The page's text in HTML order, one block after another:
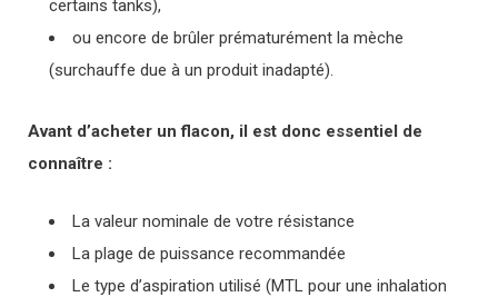
certains tanks),
ou encore de brûler prématurément la mèche
(surchauffe due à un produit inadapté).
Avant d’acheter un flacon, il est donc essentiel de
connaître :
La valeur nominale de votre résistance
La plage de puissance recommandée
Le type d’aspiration utilisé (MTL pour une inhalation